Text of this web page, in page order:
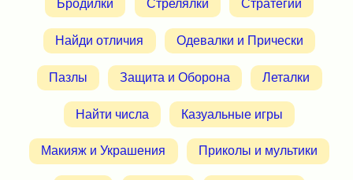
Бродилки Стрелялки Стратегии
Найди отличия Одевалки и Прически
Пазлы Защита и Оборона Леталки
Найти числа Казуальные игры
Макияж и Украшения Приколы и мультики